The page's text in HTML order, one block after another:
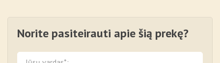
Norite pasiteirauti apie šią prekę?